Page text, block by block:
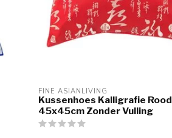
FINE ASIANLIVING
Kussenhoes Kalligrafie Rood
45x45cm Zonder Vulling